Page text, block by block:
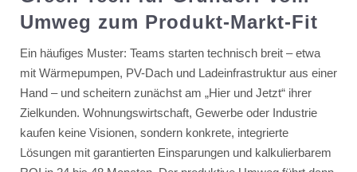
Umweg zum Produkt-Markt-Fit
Ein häufiges Muster: Teams starten technisch breit – etwa
mit Wärmepumpen, PV-Dach und Ladeinfrastruktur aus einer
Hand – und scheitern zunächst am „Hier und Jetzt“ ihrer
Zielkunden. Wohnungswirtschaft, Gewerbe oder Industrie
kaufen keine Visionen, sondern konkrete, integrierte
Lösungen mit garantierten Einsparungen und kalkulierbarem